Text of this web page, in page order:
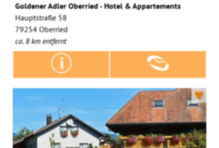
Goldener Adler Oberried - Hotel & Appartements
Hauptstraße 58
79254 Oberried
ca. 8 km entfernt
♥